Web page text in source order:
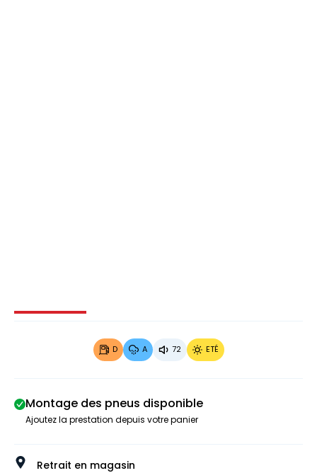
Image 1 sur 3
D A 72 ETÉ
Montage des pneus disponible
Ajoutez la prestation depuis votre panier
Retrait en magasin